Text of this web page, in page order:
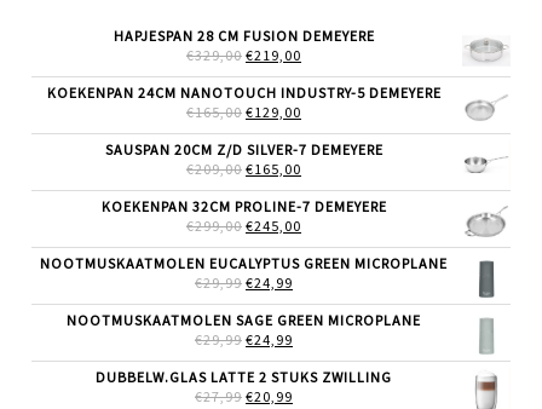
HAPJESPAN 28 CM FUSION DEMEYERE
€329,00 OORSPRONKELIJKE
WAS:
€329,00.
€219,00
IS:
KOEKENPAN 24CM NANOTOUCH INDUSTRY-5 DEMEYERE
€165,00 OORSPRONKELIJKE
WAS:
€165,00.
€129,00
IS:
SAUSPAN 20CM Z/D SILVER-7 DEMEYERE
€209,00 OORSPRONKELIJKE
WAS:
€209,00.
€165,00
IS:
KOEKENPAN 32CM PROLINE-7 DEMEYERE
€299,00 OORSPRONKELIJKE
WAS:
€299,00.
€245,00
IS:
NOOTMUSKAATMOLEN EUCALYPTUS GREEN MICROPLANE
€29,99 OORSPRONKELIJKE
WAS:
€29,99.
€24,99
IS:
NOOTMUSKAATMOLEN SAGE GREEN MICROPLANE
€29,99 OORSPRONKELIJKE
WAS:
€29,99.
€24,99
IS:
DUBBELW.GLAS LATTE 2 STUKS ZWILLING
€27,99 OORSPRONKELIJKE
€20,99